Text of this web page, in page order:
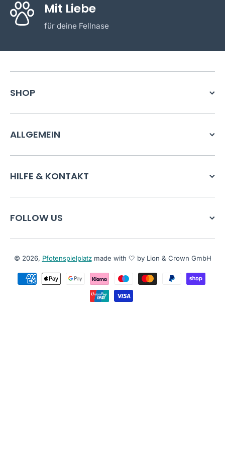
Mit Liebe
für deine Fellnase
SHOP
ALLGEMEIN
HILFE & KONTAKT
FOLLOW US
© 2026, Pfotenspielplatz made with 🤍 by Lion & Crown GmbH
Zahlungsmethoden